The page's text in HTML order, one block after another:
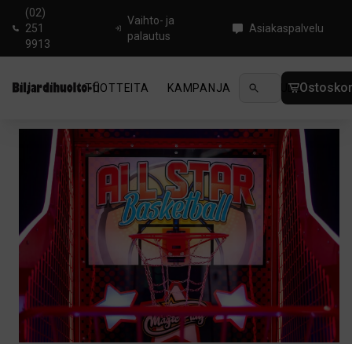
(02)
251
9913
Vaihto- ja
palautus
Asiakaspalvelu
TUOTTEITA KAMPANJA UUTUUDET